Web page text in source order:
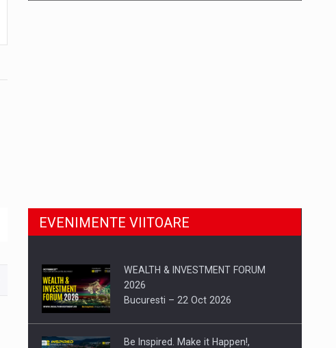
EVENIMENTE VIITOARE
WEALTH & INVESTMENT FORUM
2026
Bucuresti – 22 Oct 2026
Be Inspired. Make it Happen!,